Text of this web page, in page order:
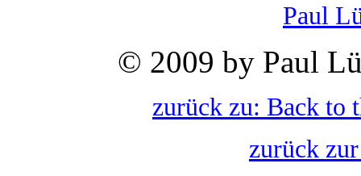
Paul
© 2009 by Paul
zurück zu: Back to
zurück